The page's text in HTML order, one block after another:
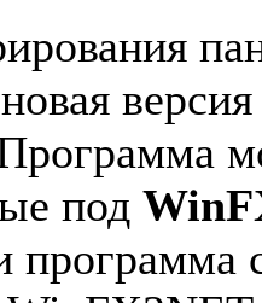
под
программа